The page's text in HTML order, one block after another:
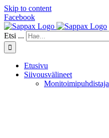
Skip to content
Facebook
Etsi ...
Etusivu
Siivousvälineet
Monitoimipuhdistaja